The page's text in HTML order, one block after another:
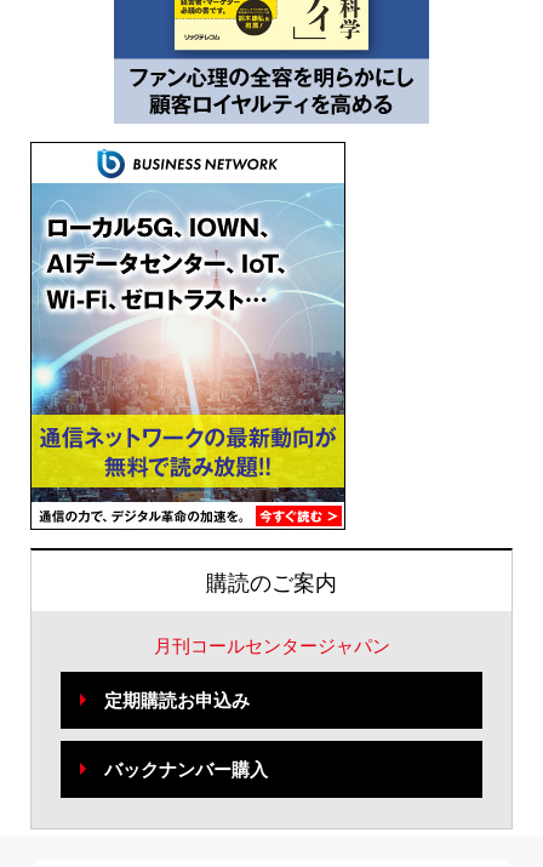
購読のご案内
月刊コールセンタージャパン
定期購読お申込み
バックナンバー購入